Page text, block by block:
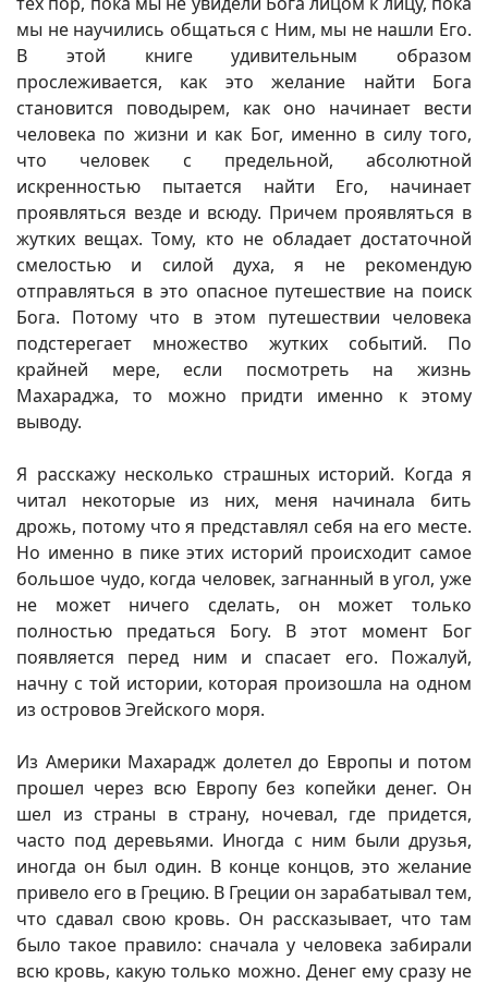
мы не научились общаться с Ним, мы не нашли Его.
В этой книге удивительным образом
прослеживается, как это желание найти Бога
становится поводырем, как оно начинает вести
человека по жизни и как Бог, именно в силу того,
что человек с предельной, абсолютной
искренностью пытается найти Его, начинает
проявляться везде и всюду. Причем проявляться в
жутких вещах. Тому, кто не обладает достаточной
смелостью и силой духа, я не рекомендую
отправляться в это опасное путешествие на поиск
Бога. Потому что в этом путешествии человека
подстерегает множество жутких событий. По
крайней мере, если посмотреть на жизнь
Махараджа, то можно придти именно к этому
выводу.
Я расскажу несколько страшных историй. Когда я
читал некоторые из них, меня начинала бить
дрожь, потому что я представлял себя на его месте.
Но именно в пике этих историй происходит самое
большое чудо, когда человек, загнанный в угол, уже
не может ничего сделать, он может только
полностью предаться Богу. В этот момент Бог
появляется перед ним и спасает его. Пожалуй,
начну с той истории, которая произошла на одном
из островов Эгейского моря.
Из Америки Махарадж долетел до Европы и потом
прошел через всю Европу без копейки денег. Он
шел из страны в страну, ночевал, где придется,
часто под деревьями. Иногда с ним были друзья,
иногда он был один. В конце концов, это желание
привело его в Грецию. В Греции он зарабатывал тем,
что сдавал свою кровь. Он рассказывает, что там
было такое правило: сначала у человека забирали
всю кровь, какую только можно. Денег ему сразу не